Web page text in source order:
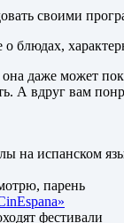
своими
блюдах,
даже может
А вдруг вам
на испанском
парень
фестивали